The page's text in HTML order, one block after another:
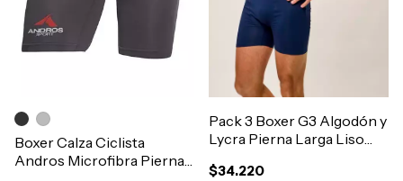
Boxer Calza Ciclista
Andros Microfibra Pierna
Pack 3 Boxer G3 Algodón y
Lycra Pierna Larga Liso
$34.220